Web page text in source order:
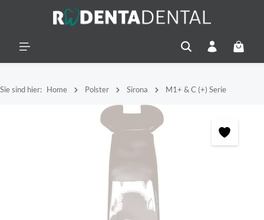
Sie sind hier: Home Polster Sirona M1+ & C (+) Serie
Bildergalerie überspringen